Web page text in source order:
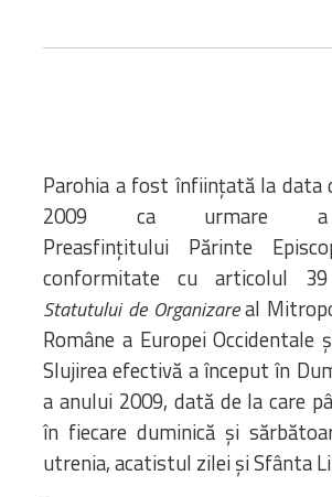
diecezei
Parohiilor
CONTACT
Parohia a fost înfiinţată la data
2009 ca urmare a
Preasfinţitului Părinte
conformitate cu articolul
Statutului de Organizareal
Române a Europei Occidentale
Slujirea efectivă a început în
a anului 2009, dată de la care
în fiecare duminică și
utrenia, acatistul zilei și Sfânta